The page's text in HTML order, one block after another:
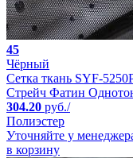
45
Чёрный
Сетка ткань SYF-
Стрейч Фатин
304.20 руб./
Полиэстер
Уточняйте у
в корзину